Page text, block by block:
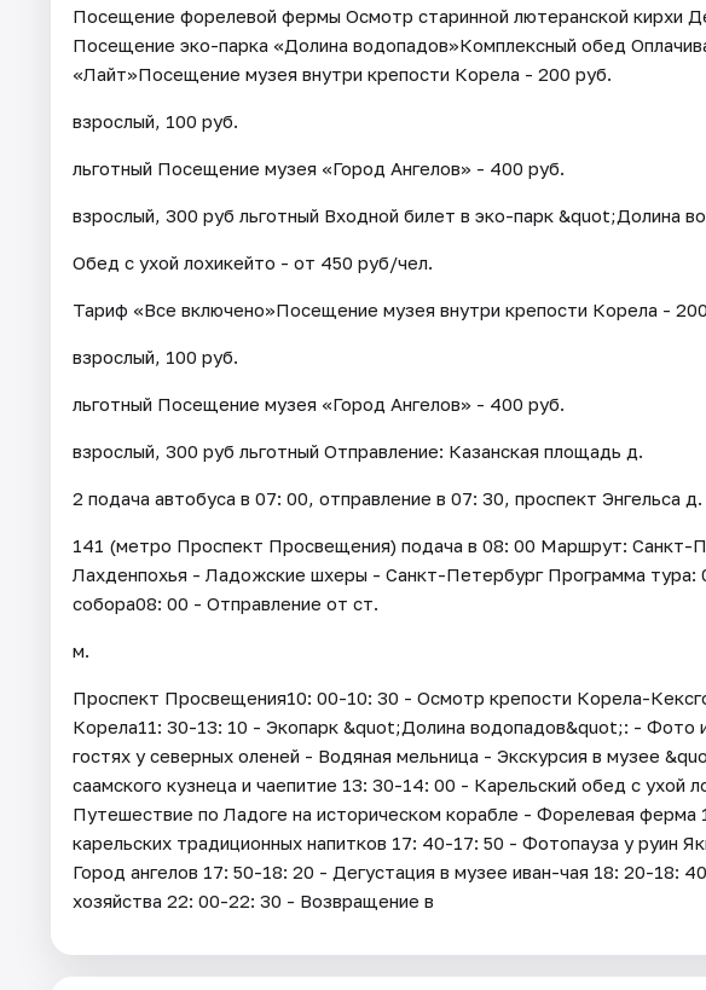
Посещение форелевой фермы Осмотр старинной лютеранской кирхи
Посещение эко-парка «Долина водопадов»Комплексный обед
«Лайт»Посещение музея внутри крепости Корела - 200 руб.
взрослый, 100 руб.
льготный Посещение музея «Город Ангелов» - 400 руб.
взрослый, 300 руб льготный Входной билет в эко-парк &quot;Долина
Обед с ухой лохикейто - от 450 руб/чел.
Тариф «Все включено»Посещение музея внутри крепости Корела -
взрослый, 100 руб.
льготный Посещение музея «Город Ангелов» - 400 руб.
взрослый, 300 руб льготный Отправление: Казанская площадь д.
2 подача автобуса в 07: 00, отправление в 07: 30, проспект Энгельса д.
141 (метро Проспект Просвещения) подача в 08: 00 Маршрут: Санкт-
Лахденпохья - Ладожские шхеры - Санкт-Петербург Программа тура:
собора08: 00 - Отправление от ст.
м.
Проспект Просвещения10: 00-10: 30 - Осмотр крепости Корела-
Корела11: 30-13: 10 - Экопарк &quot;Долина водопадов&quot;: - Фото
гостях у северных оленей - Водяная мельница - Экскурсия в музее
саамского кузнеца и чаепитие 13: 30-14: 00 - Карельский обед с ухой
Путешествие по Ладоге на историческом корабле - Форелевая ферма
карельских традиционных напитков 17: 40-17: 50 - Фотопауза у руин
Город ангелов 17: 50-18: 20 - Дегустация в музее иван-чая 18: 20-18:
хозяйства 22: 00-22: 30 - Возвращение в